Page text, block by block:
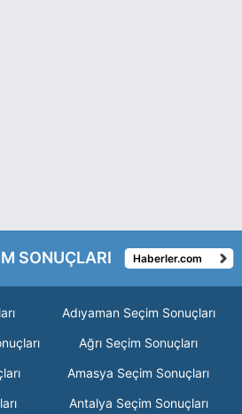
SONUÇLARI Haberler.com
Adıyaman Seçim Sonuçları
Ağrı Seçim Sonuçları
Amasya Seçim Sonuçları
Antalya Seçim Sonuçları